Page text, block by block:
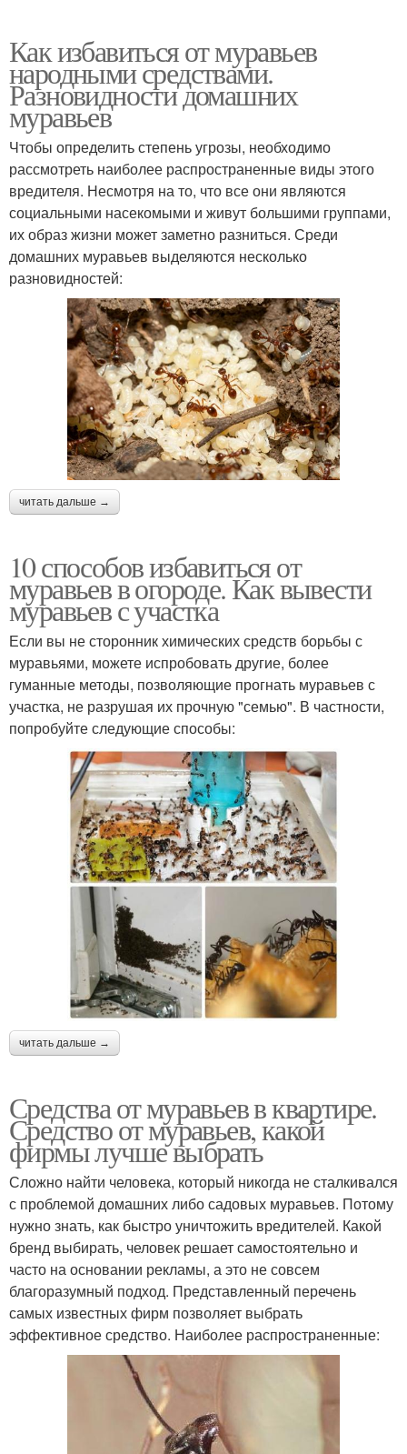
Как избавиться от муравьев
народными средствами.
Разновидности домашних
муравьев
Чтобы определить степень угрозы, необходимо
рассмотреть наиболее распространенные виды этого
вредителя. Несмотря на то, что все они являются
социальными насекомыми и живут большими группами,
их образ жизни может заметно разниться. Среди
домашних муравьев выделяются несколько
разновидностей:
читать дальше →
10 способов избавиться от
муравьев в огороде. Как вывести
муравьев с участка
Если вы не сторонник химических средств борьбы с
муравьями, можете испробовать другие, более
гуманные методы, позволяющие прогнать муравьев с
участка, не разрушая их прочную "семью". В частности,
попробуйте следующие способы:
читать дальше →
Средства от муравьев в квартире.
Средство от муравьев, какой
фирмы лучше выбрать
Сложно найти человека, который никогда не сталкивался
с проблемой домашних либо садовых муравьев. Потому
нужно знать, как быстро уничтожить вредителей. Какой
бренд выбирать, человек решает самостоятельно и
часто на основании рекламы, а это не совсем
благоразумный подход. Представленный перечень
самых известных фирм позволяет выбрать
эффективное средство. Наиболее распространенные: